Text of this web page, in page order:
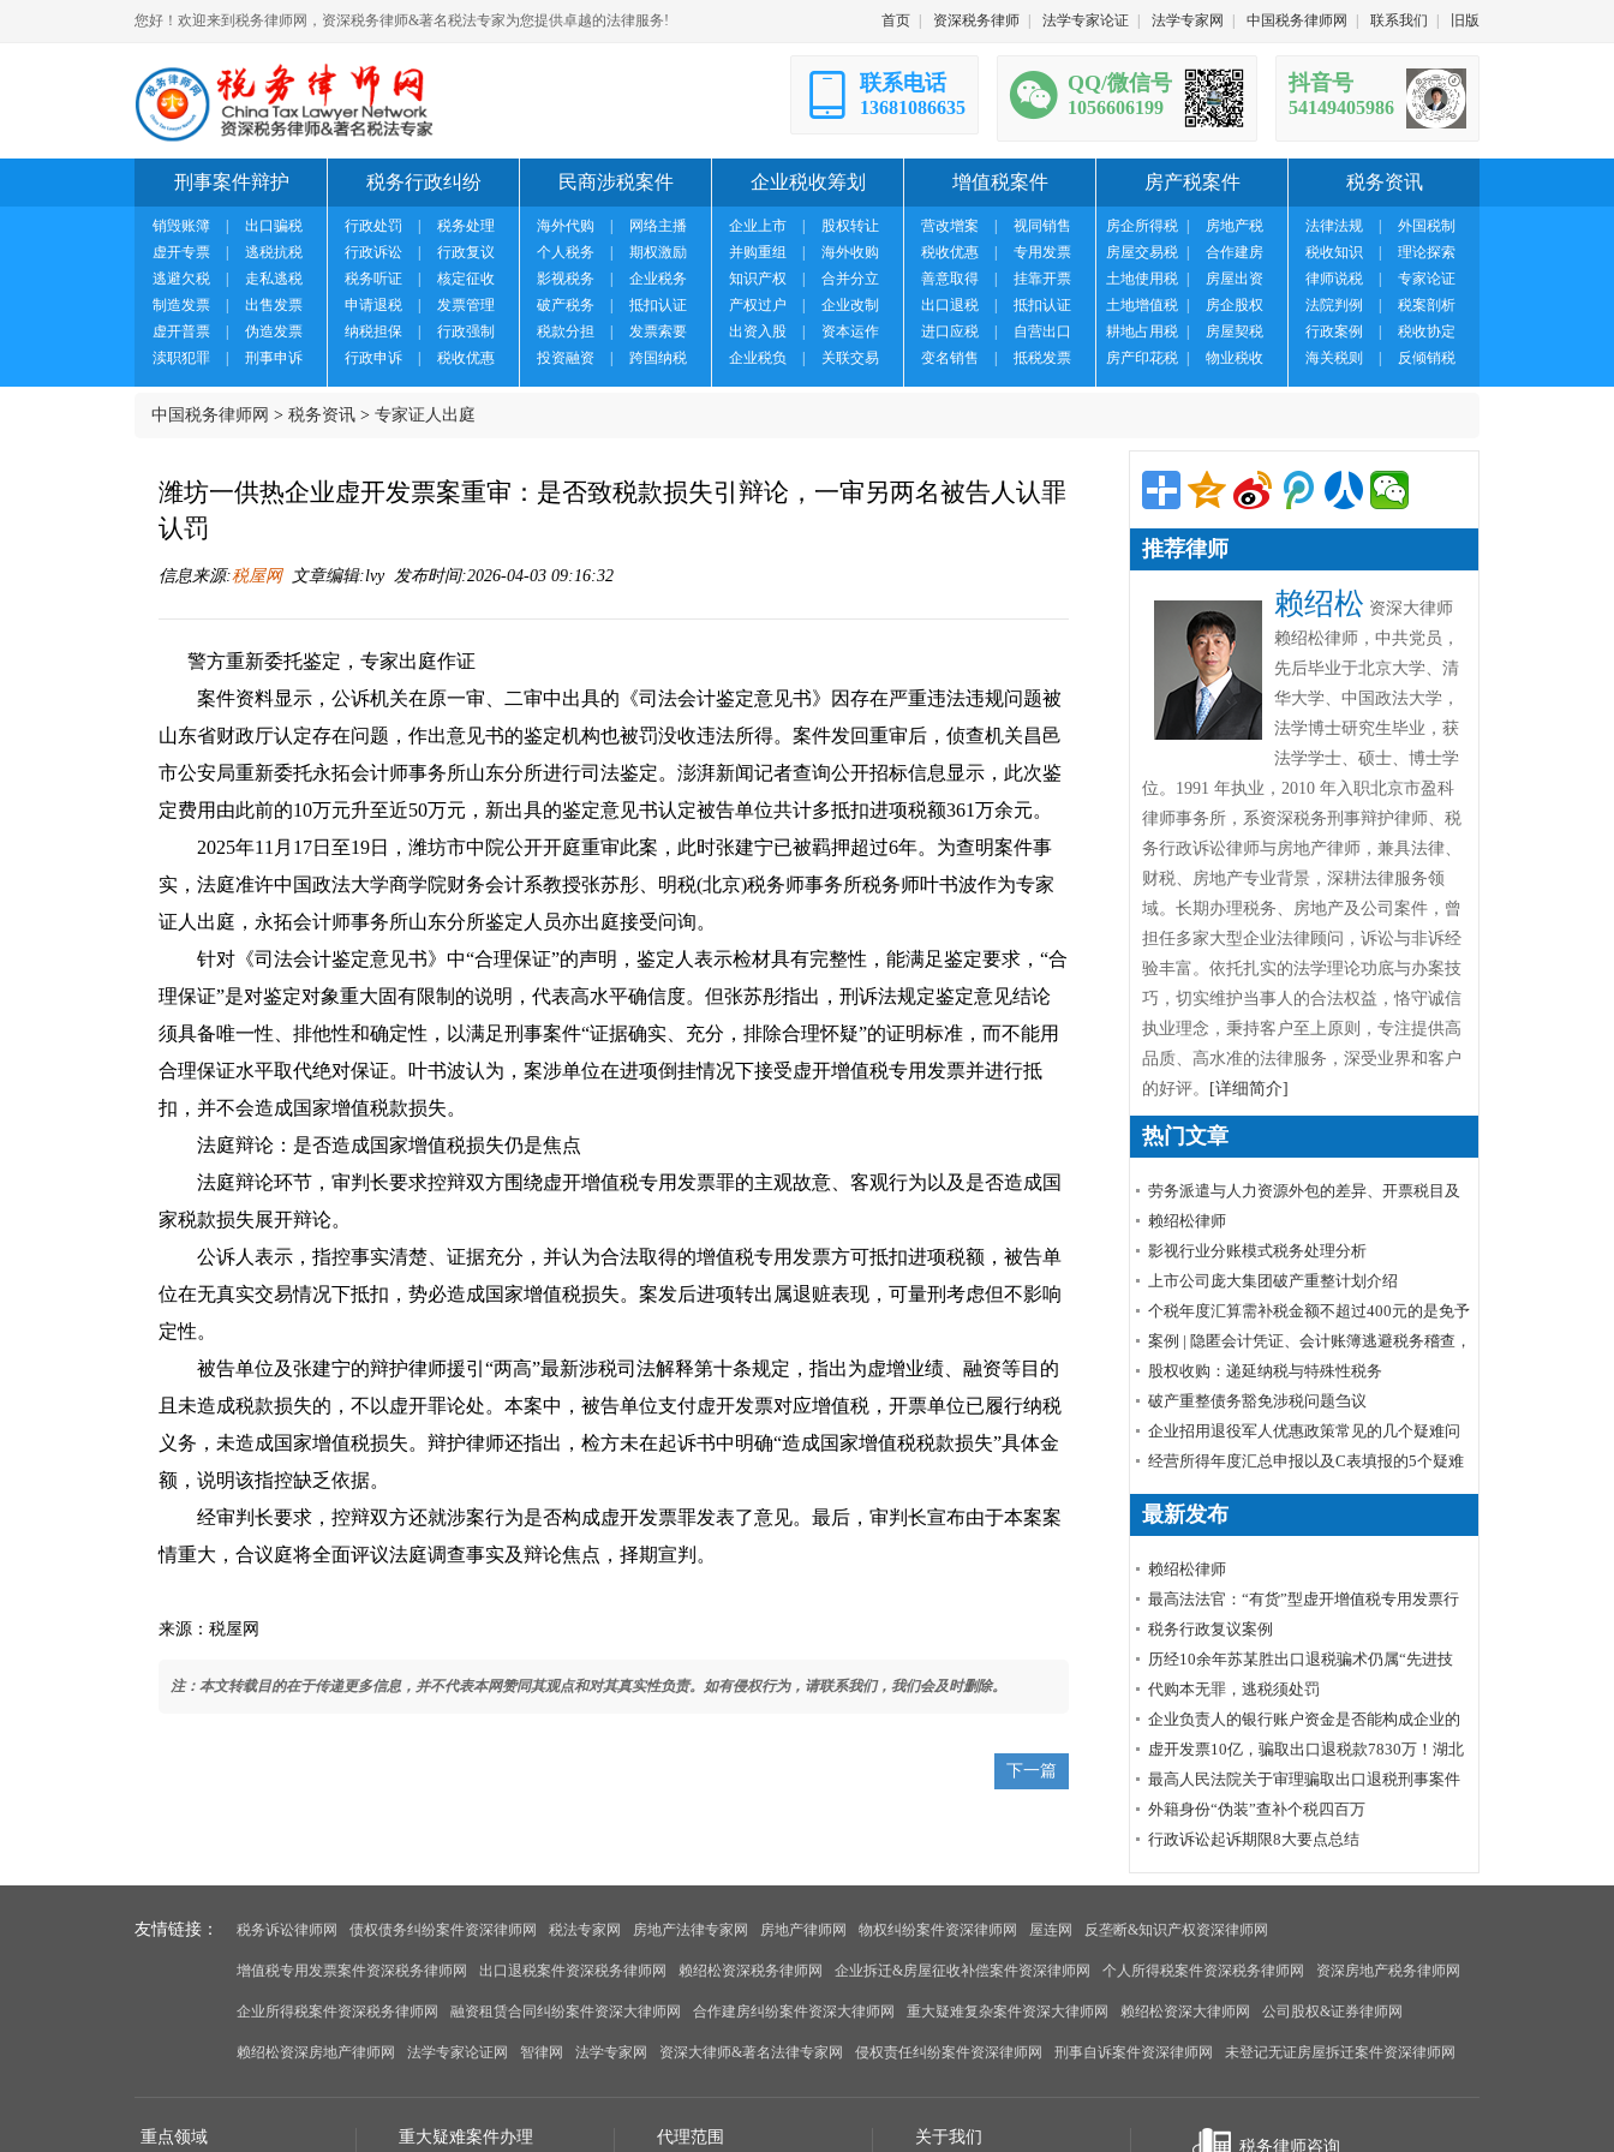
您好！欢迎来到税务律师网，资深税务律师&著名税法专家为您提供卓越的法律服务! 首页 资深税务律师 法学专家论证 法学专家网 中国税务律师网 联系我们 旧版
联系电话
13681086635
QQ/微信号
1056606199
抖音号
54149405986
刑事案件辩护
销毁账簿
出口骗税
虚开专票
逃税抗税
逃避欠税
走私逃税
制造发票
出售发票
虚开普票
伪造发票
渎职犯罪
刑事申诉
税务行政纠纷
行政处罚
税务处理
行政诉讼
行政复议
税务听证
核定征收
申请退税
发票管理
纳税担保
行政强制
行政申诉
税收优惠
民商涉税案件
海外代购
网络主播
个人税务
期权激励
影视税务
企业税务
破产税务
抵扣认证
税款分担
发票索要
投资融资
跨国纳税
企业税收筹划
企业上市
股权转让
并购重组
海外收购
知识产权
合并分立
产权过户
企业改制
出资入股
资本运作
企业税负
关联交易
增值税案件
营改增案
视同销售
税收优惠
专用发票
善意取得
挂靠开票
出口退税
抵扣认证
进口应税
自营出口
变名销售
抵税发票
房产税案件
房企所得税
房地产税
房屋交易税
合作建房
土地使用税
房屋出资
土地增值税
房企股权
耕地占用税
房屋契税
房产印花税
物业税收
税务资讯
法律法规
外国税制
税收知识
理论探索
律师说税
专家论证
法院判例
税案剖析
行政案例
税收协定
海关税则
反倾销税
中国税务律师网 > 税务资讯 > 专家证人出庭
潍坊一供热企业虚开发票案重审：是否致税款损失引辩论，一审另两名被告人认罪
认罚
信息来源:税屋网文章编辑:lvy 发布时间:2026-04-03 09:16:32
警方重新委托鉴定，专家出庭作证
案件资料显示，公诉机关在原一审、二审中出具的《司法会计鉴定意见书》因存在严重违法违规问题被
山东省财政厅认定存在问题，作出意见书的鉴定机构也被罚没收违法所得。案件发回重审后，侦查机关昌邑
市公安局重新委托永拓会计师事务所山东分所进行司法鉴定。澎湃新闻记者查询公开招标信息显示，此次鉴
定费用由此前的10万元升至近50万元，新出具的鉴定意见书认定被告单位共计多抵扣进项税额361万余元。
2025年11月17日至19日，潍坊市中院公开开庭重审此案，此时张建宁已被羁押超过6年。为查明案件事
实，法庭准许中国政法大学商学院财务会计系教授张苏彤、明税(北京)税务师事务所税务师叶书波作为专家
证人出庭，永拓会计师事务所山东分所鉴定人员亦出庭接受问询。
针对《司法会计鉴定意见书》中“合理保证”的声明，鉴定人表示检材具有完整性，能满足鉴定要求，“合
理保证”是对鉴定对象重大固有限制的说明，代表高水平确信度。但张苏彤指出，刑诉法规定鉴定意见结论
须具备唯一性、排他性和确定性，以满足刑事案件“证据确实、充分，排除合理怀疑”的证明标准，而不能用
合理保证水平取代绝对保证。叶书波认为，案涉单位在进项倒挂情况下接受虚开增值税专用发票并进行抵
扣，并不会造成国家增值税款损失。
法庭辩论：是否造成国家增值税损失仍是焦点
法庭辩论环节，审判长要求控辩双方围绕虚开增值税专用发票罪的主观故意、客观行为以及是否造成国
家税款损失展开辩论。
公诉人表示，指控事实清楚、证据充分，并认为合法取得的增值税专用发票方可抵扣进项税额，被告单
位在无真实交易情况下抵扣，势必造成国家增值税损失。案发后进项转出属退赃表现，可量刑考虑但不影响
定性。
被告单位及张建宁的辩护律师援引“两高”最新涉税司法解释第十条规定，指出为虚增业绩、融资等目的
且未造成税款损失的，不以虚开罪论处。本案中，被告单位支付虚开发票对应增值税，开票单位已履行纳税
义务，未造成国家增值税损失。辩护律师还指出，检方未在起诉书中明确“造成国家增值税税款损失”具体金
额，说明该指控缺乏依据。
经审判长要求，控辩双方还就涉案行为是否构成虚开发票罪发表了意见。最后，审判长宣布由于本案案
情重大，合议庭将全面评议法庭调查事实及辩论焦点，择期宣判。
来源：税屋网
注：本文转载目的在于传递更多信息，并不代表本网赞同其观点和对其真实性负责。如有侵权行为，请联系我们，我们会及时删除。
下一篇
推荐律师
赖绍松 资深大律师
赖绍松律师，中共党员，
先后毕业于北京大学、清
华大学、中国政法大学，
法学博士研究生毕业，获
法学学士、硕士、博士学
位。1991 年执业，2010 年入职北京市盈科
律师事务所，系资深税务刑事辩护律师、税
务行政诉讼律师与房地产律师，兼具法律、
财税、房地产专业背景，深耕法律服务领
域。长期办理税务、房地产及公司案件，曾
担任多家大型企业法律顾问，诉讼与非诉经
验丰富。依托扎实的法学理论功底与办案技
巧，切实维护当事人的合法权益，恪守诚信
执业理念，秉持客户至上原则，专注提供高
品质、高水准的法律服务，深受业界和客户
的好评。
[详细简介]
热门文章
劳务派遣与人力资源外包的差异、开票税目及
税率
赖绍松律师
影视行业分账模式税务处理分析
上市公司庞大集团破产重整计划介绍
个税年度汇算需补税金额不超过400元的是免予
申报还是免予补缴
案例 | 隐匿会计凭证、会计账簿逃避税务稽查，
小心被判刑！
股权收购：递延纳税与特殊性税务
破产重整债务豁免涉税问题刍议
企业招用退役军人优惠政策常见的几个疑难问
题解答
经营所得年度汇总申报以及C表填报的5个疑难
问题
最新发布
赖绍松律师
最高法法官：“有货”型虚开增值税专用发票行
为定性
税务行政复议案例
历经10余年苏某胜出口退税骗术仍属“先进技
术”，福州国税稽查局相应的查骗方法仍非常管
用
代购本无罪，逃税须处罚
企业负责人的银行账户资金是否能构成企业的
应税收入？
虚开发票10亿，骗取出口退税款7830万！湖北
破获链条式骗税案
最高人民法院关于审理骗取出口退税刑事案件
具体应用法律若干问题的解释辑
外籍身份“伪装”查补个税四百万
行政诉讼起诉期限8大要点总结
友情链接： 税务诉讼律师网 债权债务纠纷案件资深律师网 税法专家网 房地产法律专家网 房地产律师网 物权纠纷案件资深律师网 屋连网 反垄断&知识产权资深律师网
增值税专用发票案件资深税务律师网 出口退税案件资深税务律师网 赖绍松资深税务律师网 企业拆迁&房屋征收补偿案件资深律师网 个人所得税案件资深税务律师网 资深房地产税务律师网
企业所得税案件资深税务律师网 融资租赁合同纠纷案件资深大律师网 合作建房纠纷案件资深大律师网 重大疑难复杂案件资深大律师网 赖绍松资深大律师网 公司股权&证券律师网
赖绍松资深房地产律师网 法学专家论证网 智律网 法学专家网 资深大律师&著名法律专家网 侵权责任纠纷案件资深律师网 刑事自诉案件资深律师网 未登记无证房屋拆迁案件资深律师网
重点领域 重大疑难案件办理 代理范围 关于我们
税务律师咨询